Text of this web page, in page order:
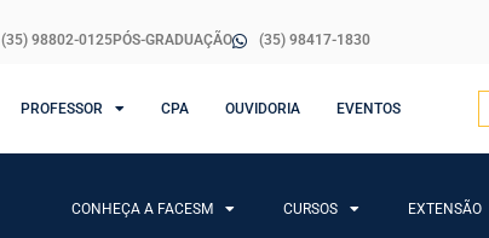
(35) 98802-0125PÓS-GRADUAÇÃO (35) 98417-1830
PROFESSOR CPA OUVIDORIA EVENTOS
CONHEÇA A FACESM CURSOS EXTENSÃO